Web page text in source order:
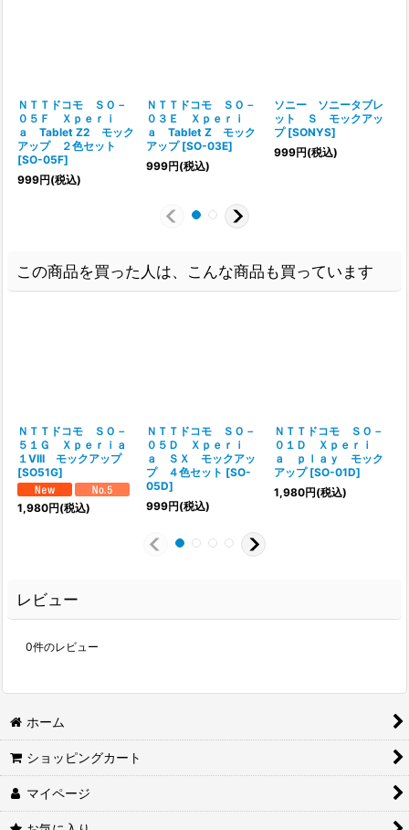
ＮＴＴドコモ ＳＯ－
０５Ｆ Ｘｐｅｒｉ
ａ Tablet Z2 モック
アップ ２色セット
[SO-05F]
999円(税込)
ＮＴＴドコモ ＳＯ－
０３Ｅ Ｘｐｅｒｉ
ａ Tablet Z モック
アップ [SO-03E]
999円(税込)
ソニー ソニータブレ
ット Ｓ モックアッ
プ [SONYS]
999円(税込)
この商品を買った人は、こんな商品も買っています
ＮＴＴドコモ ＳＯ－
５１Ｇ Ｘｐｅｒｉａ
１VIII モックアップ
[SO51G]
1,980円(税込)
ＮＴＴドコモ ＳＯ－
０５Ｄ Ｘｐｅｒｉ
ａ ＳＸ モックアッ
プ ４色セット [SO-
05D]
999円(税込)
ＮＴＴドコモ ＳＯ－
０１Ｄ Ｘｐｅｒｉ
ａ ｐｌａｙ モック
アップ [SO-01D]
1,980円(税込)
レビュー
0件のレビュー
ホーム
ショッピングカート
マイページ